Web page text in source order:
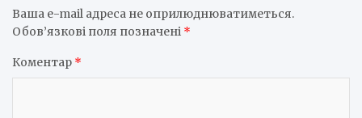
Ваша e-mail адреса не оприлюднюватиметься.
Обов’язкові поля позначені *
Коментар *